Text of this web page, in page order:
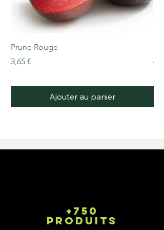
Prune Rouge
Prix
3,65 €
Ajouter au panier
Prix
+750
produits